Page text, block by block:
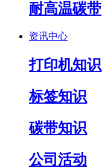
耐高温碳带
资讯中心
打印机知识
标签知识
碳带知识
公司活动